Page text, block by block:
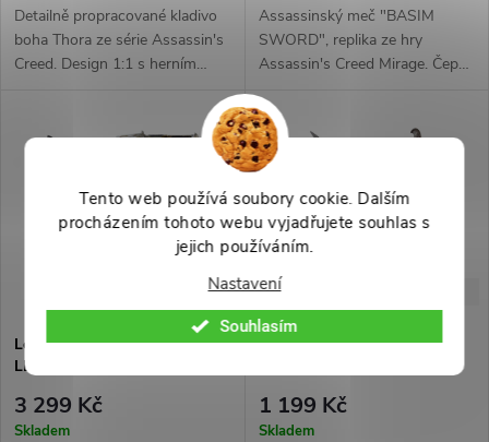
Tento web používá soubory cookie. Dalším
procházením tohoto webu vyjadřujete souhlas s
jejich používáním.
Nastavení
Souhlasím
Detailně propracované kladivo
boha Thora ze série Assassin's
Creed. Design 1:1 s herním
Assassinský meč "BASIM
SWORD", replika ze hry
Assassin's Creed Mirage. Čepel
z mosazi a hliníkové slitiny
nalakována tak aby připomínala
dřevo, součástí balení je obal z
5 499 Kč
Leonidovo kopí "SPEAR OF
LEONIDAS" Assassin's Creed
3 299 Kč
Skladem
Replika meče "ALTAIR"
1 199 Kč
Skladem